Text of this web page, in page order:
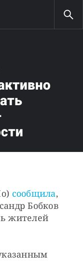
сообщила,
Бобков
жителей